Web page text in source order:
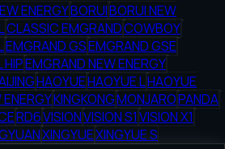
ENERGYBORUIBORUI NEW
CLASSIC EMGRANDCOWBOY
EMGRAND GSEMGRAND GSE
HIPEMGRAND NEW ENERGY
HAOYUEHAOYUE LHAOYUE
ENERGYKINGKONGMONJAROPANDA
RD6VISIONVISION S1VISION X1
XINGYUEXINGYUE S